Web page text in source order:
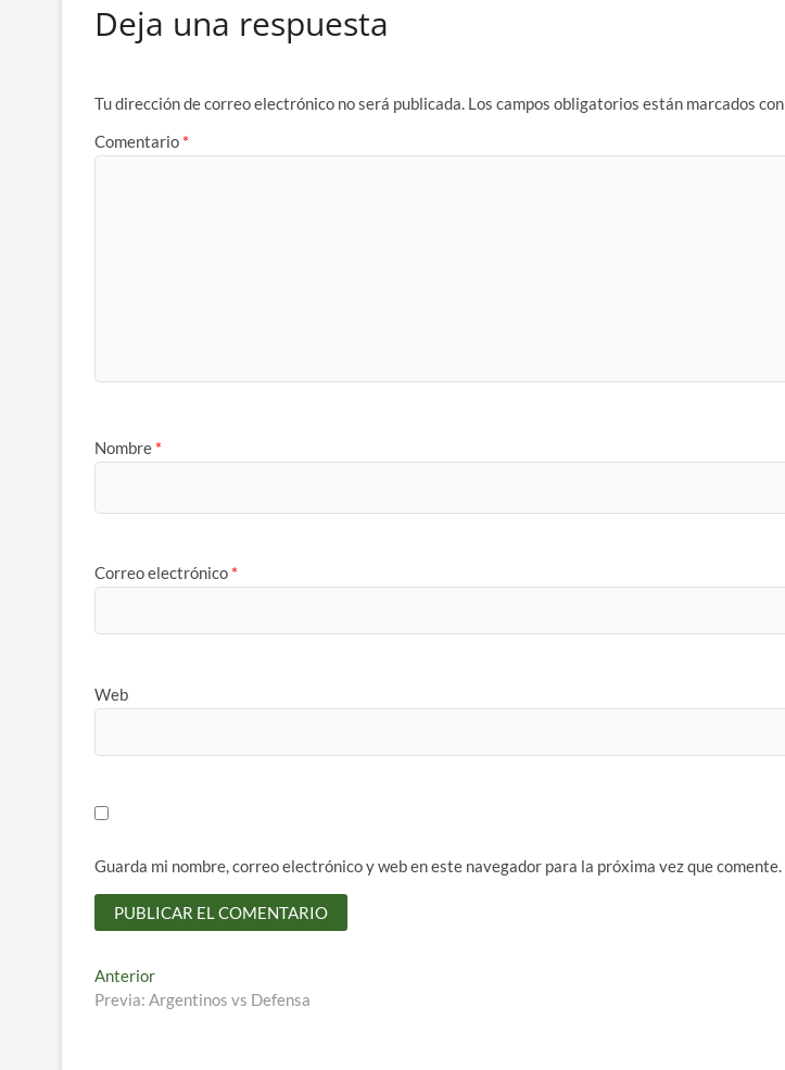
Deja una respuesta
Tu dirección de correo electrónico no será publicada. Los campos obligatorios están marcados con
Comentario *
Nombre *
Correo electrónico *
Web
Guarda mi nombre, correo electrónico y web en este navegador para la próxima vez que comente.
Navegación
de
AnteriorEntrada
anterior:
Previa: Argentinos vs Defensa